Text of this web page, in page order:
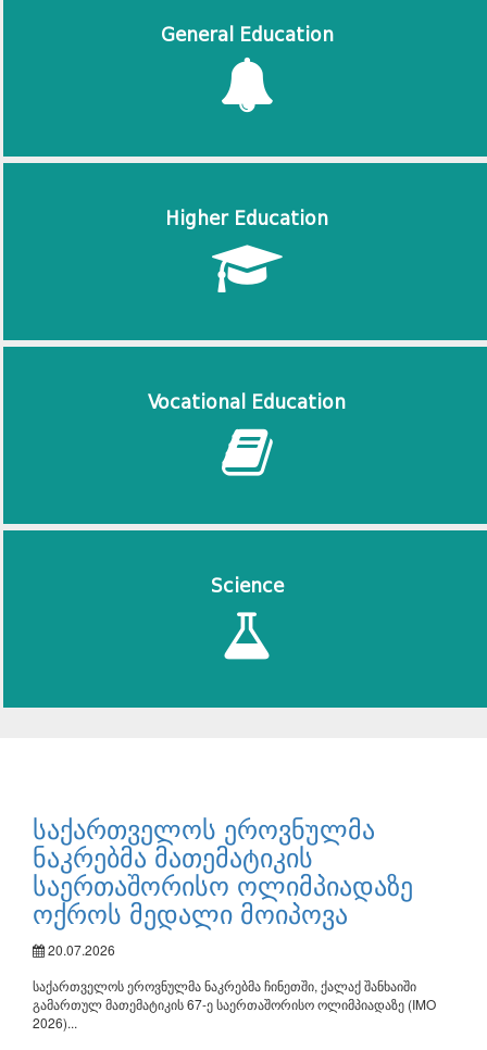
General Education
Higher Education
Vocational Education
Science
საქართველოს ეროვნულმა
ნაკრებმა მათემატიკის
საერთაშორისო ოლიმპიადაზე
ოქროს მედალი მოიპოვა
20.07.2026
საქართველოს ეროვნულმა ნაკრებმა ჩინეთში, ქალაქ შანხაიში
გამართულ მათემატიკის 67-ე საერთაშორისო ოლიმპიადაზე (IMO
2026)...